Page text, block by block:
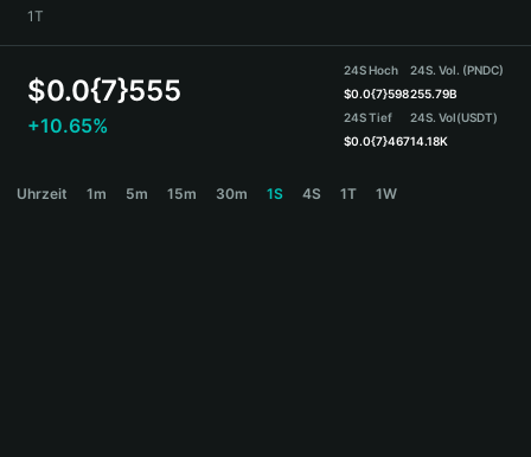
ภาษาไทย
हिन्दी
Español
Português (Brasil)
1T
$0.0{7}555
+10.65%
24S Hoch
$0.0{7}598
24S Tief
$0.0{7}467
24S. Vol. (PNDC)
255.79B
24S. Vol(USDT)
14.18K
Uhrzeit 1m 5m 15m 30m 1S 4S 1T 1W